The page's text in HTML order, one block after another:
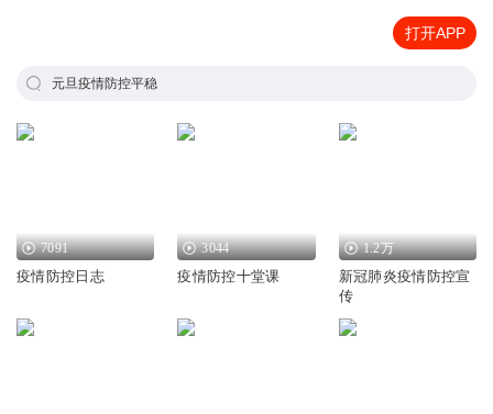
打开APP
元旦疫情防控平稳
7091
疫情防控日志
3044
疫情防控十堂课
1.2万
新冠肺炎疫情防控宣
传